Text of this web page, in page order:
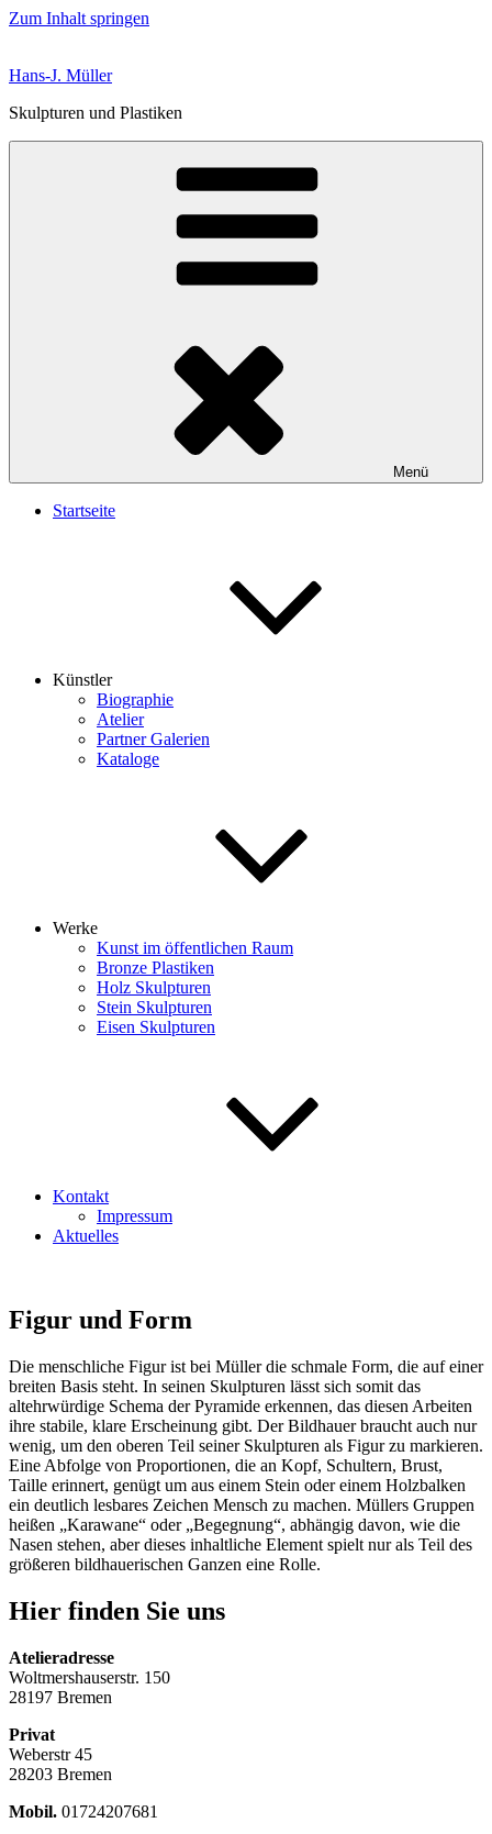
Zum Inhalt springen
Hans-J. Müller
Skulpturen und Plastiken
Menü
Startseite
Künstler
Biographie
Atelier
Partner Galerien
Kataloge
Werke
Kunst im öffentlichen Raum
Bronze Plastiken
Holz Skulpturen
Stein Skulpturen
Eisen Skulpturen
Kontakt
Impressum
Aktuelles
Figur und Form
Die menschliche Figur ist bei Müller die schmale Form, die auf einer
breiten Basis steht. In seinen Skulpturen lässt sich somit das
altehrwürdige Schema der Pyramide erkennen, das diesen Arbeiten
ihre stabile, klare Erscheinung gibt. Der Bildhauer braucht auch nur
wenig, um den oberen Teil seiner Skulpturen als Figur zu markieren.
Eine Abfolge von Proportionen, die an Kopf, Schultern, Brust,
Taille erinnert, genügt um aus einem Stein oder einem Holzbalken
ein deutlich lesbares Zeichen Mensch zu machen. Müllers Gruppen
heißen „Karawane“ oder „Begegnung“, abhängig davon, wie die
Nasen stehen, aber dieses inhaltliche Element spielt nur als Teil des
größeren bildhauerischen Ganzen eine Rolle.
Hier finden Sie uns
Atelieradresse
Woltmershauserstr. 150
28197 Bremen
Privat
Weberstr 45
28203 Bremen
Mobil. 01724207681